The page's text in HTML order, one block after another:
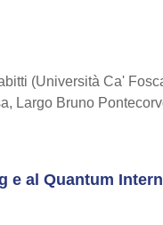
(Università Ca'
Largo Bruno
e al Quantum